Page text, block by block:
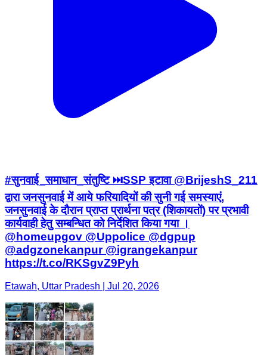
#सुनवाई_समाधान_संतुष्टि ⏭️SSP इटावा @BrijeshS_211
द्वारा जनसुनवाई में आये फरियादियों की सुनी गई समस्याएं,
जनसुनवाई के दौरान प्राप्त प्रार्थना पत्र (शिकायतों) पर प्रभावी
कार्यवाही हेतु सम्बन्धित को निर्देशित किया गया ।
@homeupgov @Uppolice @dgpup
@adgzonekanpur @igrangekanpur
https://t.co/RKSgvZ9Pyh
Etawah, Uttar Pradesh | Jul 20, 2026